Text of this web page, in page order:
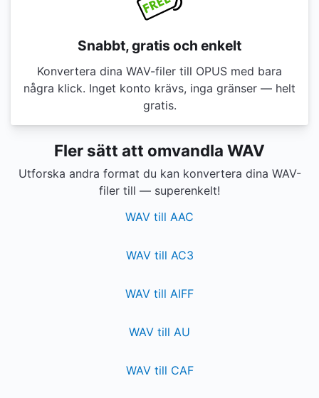
Snabbt, gratis och enkelt
Konvertera dina WAV-filer till OPUS med bara
några klick. Inget konto krävs, inga gränser — helt
gratis.
Fler sätt att omvandla WAV
Utforska andra format du kan konvertera dina WAV-
filer till — superenkelt!
WAV till AAC
WAV till AC3
WAV till AIFF
WAV till AU
WAV till CAF